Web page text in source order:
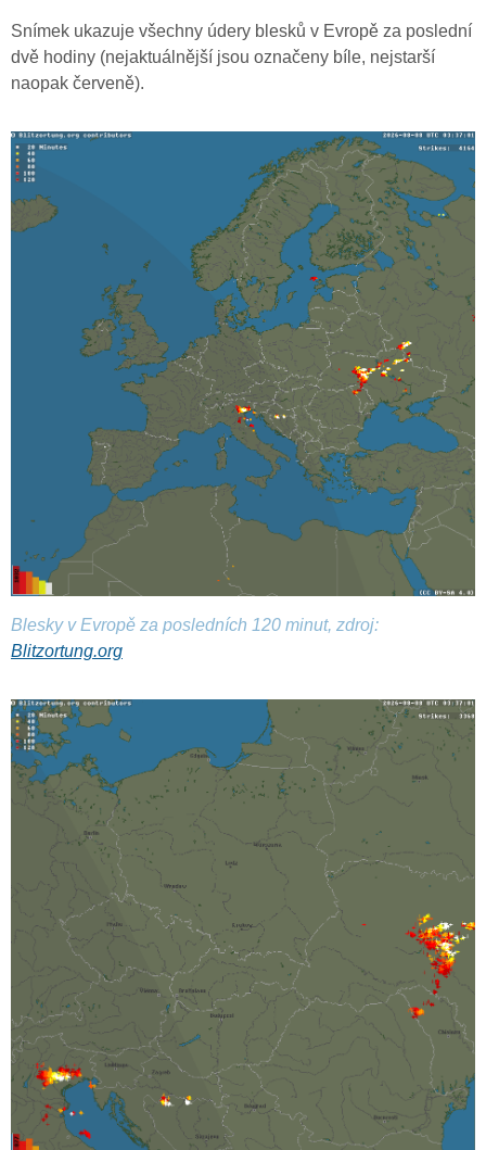
Snímek ukazuje všechny údery blesků v Evropě za poslední
dvě hodiny (nejaktuálnější jsou označeny bíle, nejstarší
naopak červeně).
Blesky v Evropě za posledních 120 minut, zdroj:
Blitzortung.org